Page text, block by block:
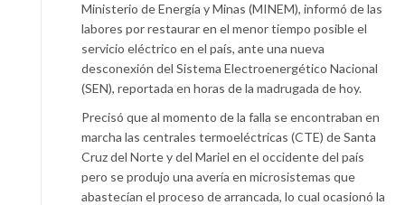
Ministerio de Energía y Minas (MINEM), informó de las
labores por restaurar en el menor tiempo posible el
servicio eléctrico en el país, ante una nueva
desconexión del Sistema Electroenergético Nacional
(SEN), reportada en horas de la madrugada de hoy.
Precisó que al momento de la falla se encontraban en
marcha las centrales termoeléctricas (CTE) de Santa
Cruz del Norte y del Mariel en el occidente del país
pero se produjo una avería en microsistemas que
abastecían el proceso de arrancada, lo cual ocasionó la